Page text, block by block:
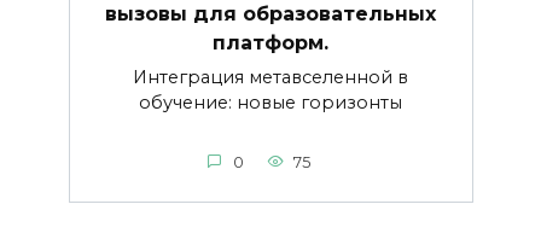
вызовы для образовательных
платформ.
Интеграция метавселенной в
обучение: новые горизонты
0 75